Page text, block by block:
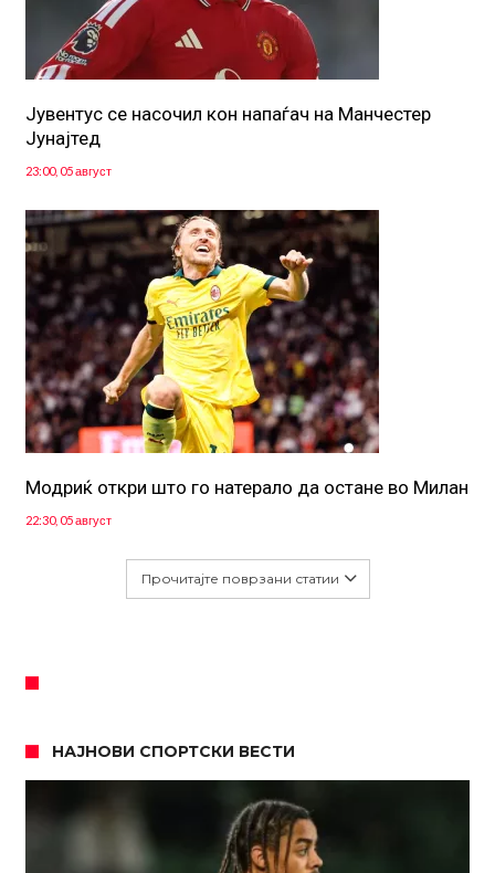
Јувентус се насочил кон напаѓач на Манчестер
Јунајтед
23:00, 05 август
Модриќ откри што го натерало да остане во Милан
22:30, 05 август
Прочитајте поврзани статии
НАЈНОВИ СПОРТСКИ ВЕСТИ